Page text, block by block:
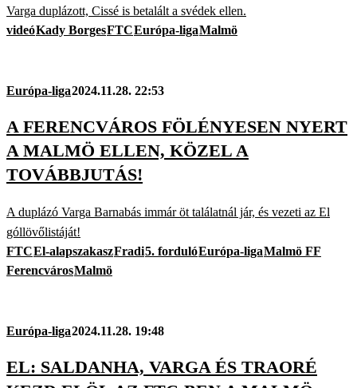
Varga duplázott, Cissé is betalált a svédek ellen.
videóKady BorgesFTCEurópa-ligaMalmö
Európa-liga2024.11.28. 22:53
A FERENCVÁROS FÖLÉNYESEN NYERT
A MALMÖ ELLEN, KÖZEL A
TOVÁBBJUTÁS!
A duplázó Varga Barnabás immár öt találatnál jár, és vezeti az El
góllövőlistáját!
FTCEl-alapszakaszFradi5. fordulóEurópa-ligaMalmö FF
FerencvárosMalmö
Európa-liga2024.11.28. 19:48
EL: SALDANHA, VARGA ÉS TRAORÉ